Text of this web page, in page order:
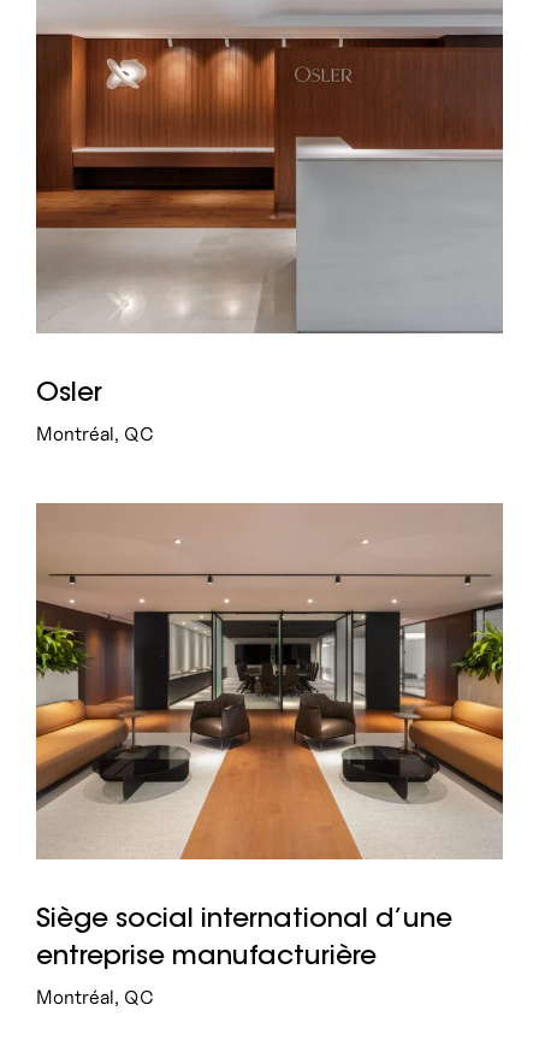
Osler
Montréal, QC
Siège social international d’une
entreprise manufacturière
Montréal, QC